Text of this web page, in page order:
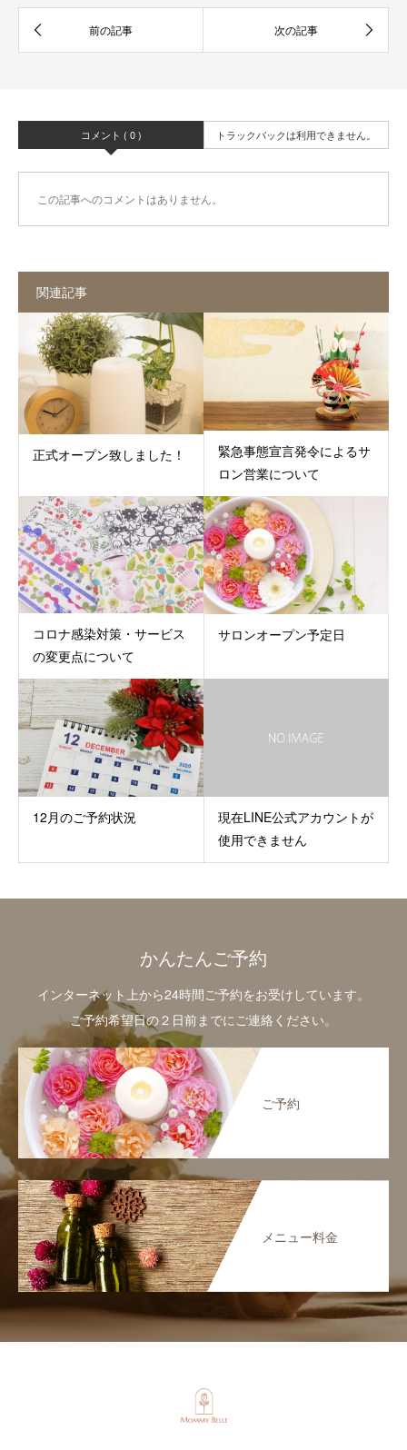
コメント ( 0 ) トラックバックは利用できません。
この記事へのコメントはありません。
関連記事
正式オープン致しました！
緊急事態宣言発令によるサ
ロン営業について
コロナ感染対策・サービス
の変更点について
サロンオープン予定日
12月のご予約状況
現在LINE公式アカウントが
使用できません
かんたんご予約
インターネット上から24時間ご予約をお受けしています。
ご予約希望日の２日前までにご連絡ください。
ご予約
メニュー料金